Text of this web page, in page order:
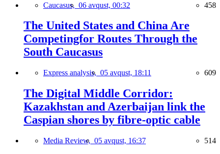
Caucasus, 06 avqust, 00:32 458
The United States and China Are
Competingfor Routes Through the
South Caucasus
Express analysis, 05 avqust, 18:11 609
The Digital Middle Corridor:
Kazakhstan and Azerbaijan link the
Caspian shores by fibre-optic cable
Media Review, 05 avqust, 16:37 514